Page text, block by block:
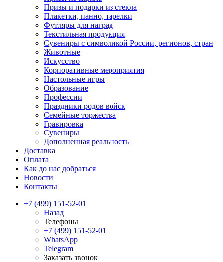
Призы и подарки из стекла
Плакетки, панно, тарелки
Футляры для наград
Текстильная продукция
Сувениры с символикой России, регионов, стран
Животные
Искусство
Корпоративные мероприятия
Настольные игры
Образование
Профессии
Праздники родов войск
Семейные торжества
Гравировка
Сувениры
Дополненная реальность
Доставка
Оплата
Как до нас добраться
Новости
Контакты
+7 (499) 151-52-01
Назад
Телефоны
+7 (499) 151-52-01
WhatsApp
Telegram
Заказать звонок